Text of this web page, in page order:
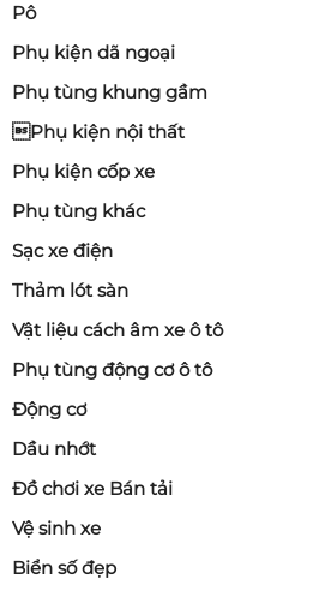
Pô
Phụ kiện dã ngoại
Phụ tùng khung gầm
Phụ kiện nội thất
Phụ kiện cốp xe
Phụ tùng khác
Sạc xe điện
Thảm lót sàn
Vật liệu cách âm xe ô tô
Phụ tùng động cơ ô tô
Động cơ
Dầu nhớt
Đồ chơi xe Bán tải
Vệ sinh xe
Biển số đẹp